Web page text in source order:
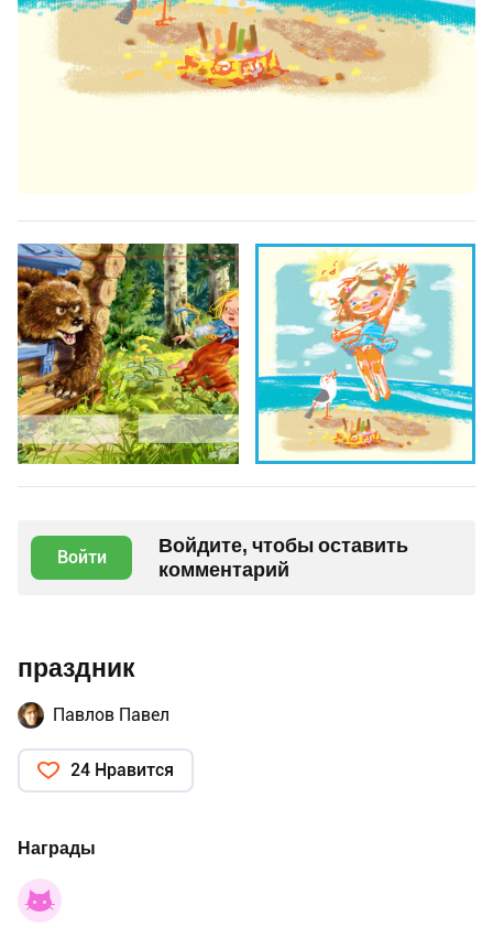
Войти
Войдите, чтобы оставить
комментарий
праздник
Павлов Павел
24 Нравится
Награды